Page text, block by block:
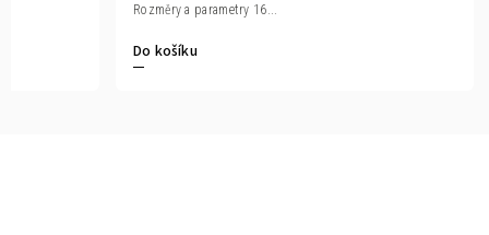
Do košíku
Rozměry a parametry 16...